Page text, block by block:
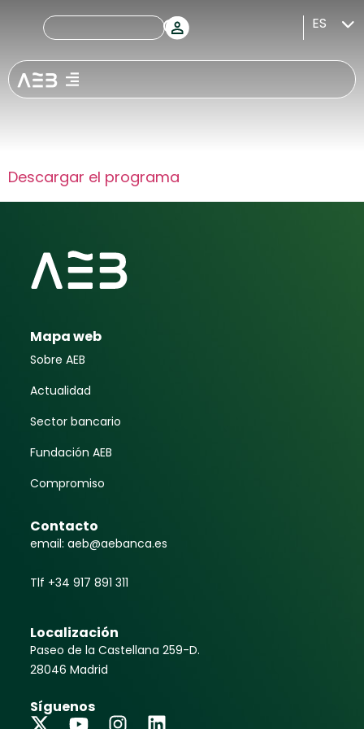
ES
2º Encuentro
Observatorio
2030
Descargar el programa
Mapa web
Sobre AEB
Actualidad
Sector bancario
Fundación AEB
Compromiso
Contacto
email: aeb@aebanca.es
Tlf +34 917 891 311
Localización
Paseo de la Castellana 259-D.
28046 Madrid
Síguenos